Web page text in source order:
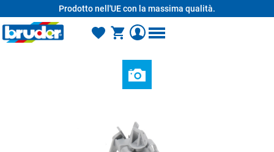
Prodotto nell'UE con la massima qualità.